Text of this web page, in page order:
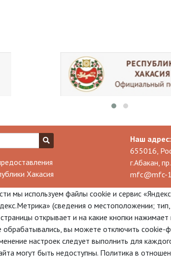
Хакасия
Наш адрес:
655016,
г.Абакан,
mfc@mfc-
мы используем файлы cookie и сервис
(сведения о местоположении;
открывает и на какие кнопки
вы можете отключить cookie-
настроек следует выполнить для
могут быть недоступны. Политика в